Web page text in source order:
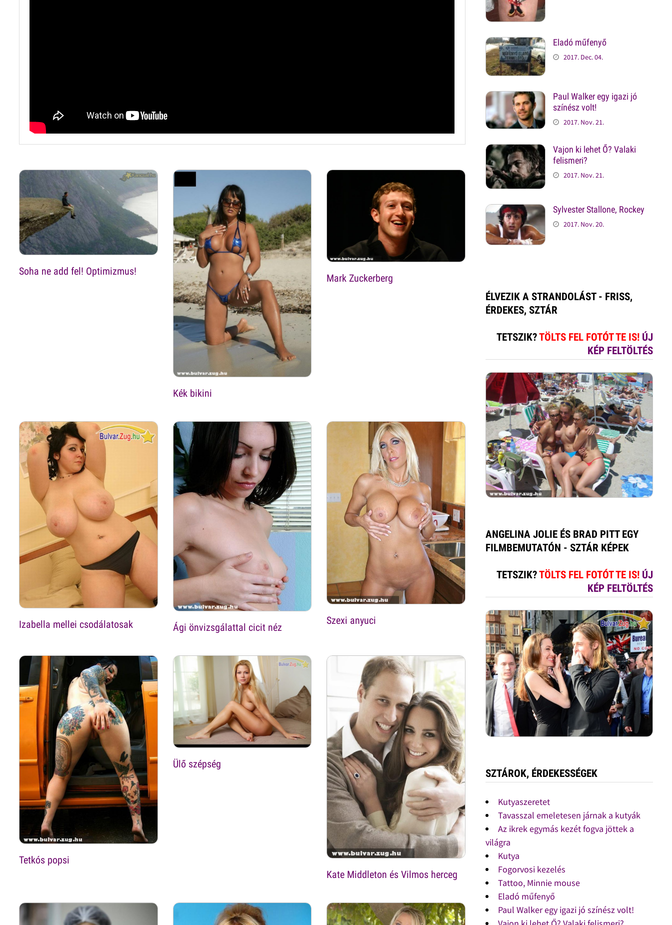
Soha ne add fel! Optimizmus!
Kék bikini
Mark Zuckerberg
Izabella mellei csodálatosak Ági önvizsgálattal cicit néz
Szexi anyuci
Tetkós popsi
Ülő szépség
Kate Middleton és Vilmos herceg
Eladó műfenyő
2017. Dec. 04.
Paul Walker egy igazi jó
színész volt!
2017. Nov. 21.
Vajon ki lehet Ő? Valaki
felismeri?
2017. Nov. 21.
Sylvester Stallone, Rockey
2017. Nov. 20.
ÉLVEZIK A STRANDOLÁST - FRISS,
ÉRDEKES, SZTÁR
TETSZIK?TÖLTS FEL FOTÓT TE IS! ÚJ
KÉP FELTÖLTÉS
ANGELINA JOLIE ÉS BRAD PITT EGY
FILMBEMUTATÓN - SZTÁR KÉPEK
TETSZIK?TÖLTS FEL FOTÓT TE IS! ÚJ
KÉP FELTÖLTÉS
SZTÁROK, ÉRDEKESSÉGEK
Kutyaszeretet
Tavasszal emeletesen járnak a kutyák
Az ikrek egymás kezét fogva jöttek a
világra
Kutya
Fogorvosi kezelés
Tattoo, Minnie mouse
Eladó műfenyő
Paul Walker egy igazi jó színész volt!